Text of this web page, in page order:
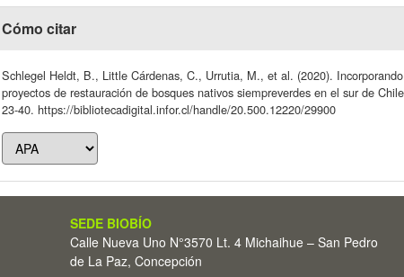
Cómo citar
Schlegel Heldt, B., Little Cárdenas, C., Urrutia, M., et al. (2020).
proyectos de restauración de bosques nativos siempreverdes en el sur de
23-40. https://bibliotecadigital.infor.cl/handle/20.500.12220/29900
SEDE BIOBÍO
Calle Nueva Uno N°3570 Lt. 4 Michaihue – San Pedro
de La Paz, Concepción